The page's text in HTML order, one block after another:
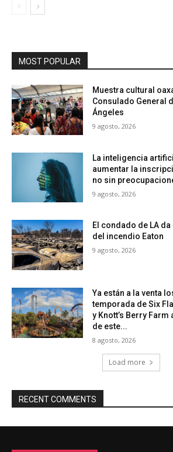
MOST POPULAR
Muestra cultural
Consulado General
Ángeles
9 agosto, 2026
La inteligencia
aumentar la
no sin
9 agosto, 2026
El condado de LA
del incendio Eaton
9 agosto, 2026
Ya están a la venta
temporada de Six
y Knott’s Berry
de este...
8 agosto, 2026
Load more
RECENT COMMENTS